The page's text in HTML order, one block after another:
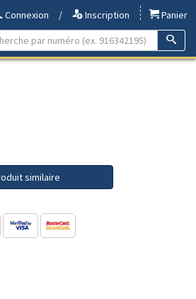
Connexion / Inscription
Panier
similaire